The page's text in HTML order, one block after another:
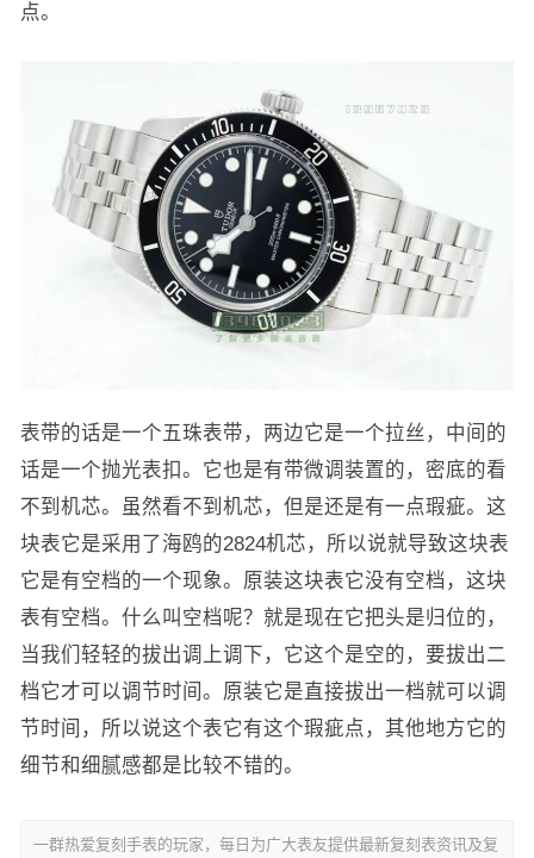
点。
表带的话是一个五珠表带，两边它是一个拉丝，中间的
话是一个抛光表扣。它也是有带微调装置的，密底的看
不到机芯。虽然看不到机芯，但是还是有一点瑕疵。这
块表它是采用了海鸥的2824机芯，所以说就导致这块表
它是有空档的一个现象。原装这块表它没有空档，这块
表有空档。什么叫空档呢？就是现在它把头是归位的，
当我们轻轻的拔出调上调下，它这个是空的，要拔出二
档它才可以调节时间。原装它是直接拔出一档就可以调
节时间，所以说这个表它有这个瑕疵点，其他地方它的
细节和细腻感都是比较不错的。
一群热爱复刻手表的玩家，每日为广大表友提供最新复刻表资讯及复